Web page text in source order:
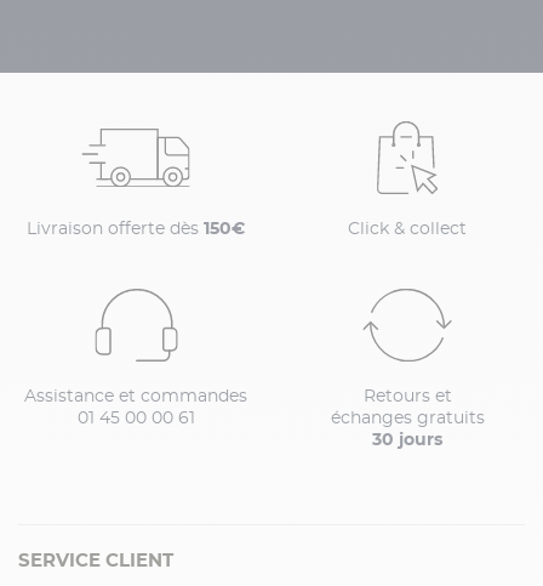
Livraison offerte dès 150€ Click & collect
Assistance et commandes
01 45 00 00 61
Retours et
échanges gratuits
30 jours
SERVICE CLIENT